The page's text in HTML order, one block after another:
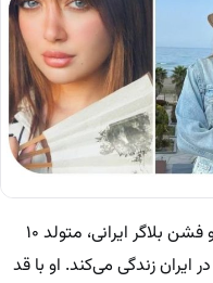
به گزارش پلاس ، نگین حق‌دوست، مدل و فشن بلاگر ایرانی، متولد ۱۰
در ایران زندگی می‌کند. او با قد